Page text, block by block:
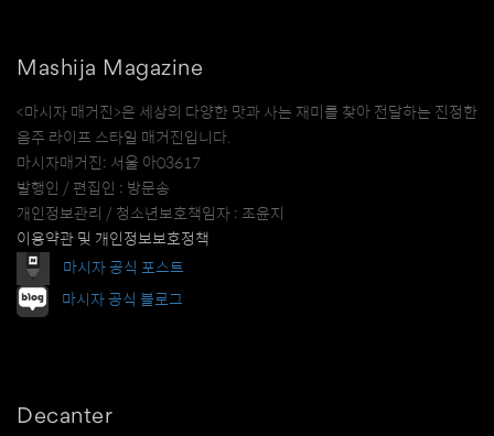
Mashija Magazine
<마시자 매거진>은 세상의 다양한 맛과 사는 재미를 찾아 전달하는 진정한
음주 라이프 스타일 매거진입니다.
마시자매거진: 서울 아03617
발행인 / 편집인 : 방문송
개인정보관리 / 청소년보호책임자 : 조윤지
이용약관 및 개인정보보호정책
마시자 공식 포스트
마시자 공식 블로그
Decanter